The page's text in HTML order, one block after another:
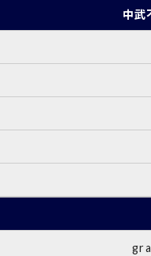
中武